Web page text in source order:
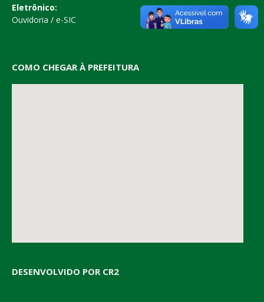
Eletrônico:
Ouvidoria / e-SIC
COMO CHEGAR À PREFEITURA
DESENVOLVIDO POR CR2